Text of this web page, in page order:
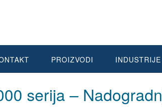
PROIZVODI INDUSTRIJE
serija –